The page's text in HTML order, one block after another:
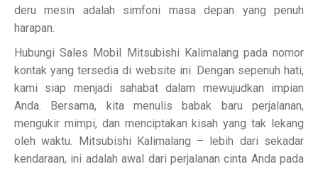
deru mesin adalah simfoni masa depan yang penuh
harapan.
Hubungi Sales Mobil Mitsubishi Kalimalang pada nomor
kontak yang tersedia di website ini. Dengan sepenuh hati,
kami siap menjadi sahabat dalam mewujudkan impian
Anda. Bersama, kita menulis babak baru perjalanan,
mengukir mimpi, dan menciptakan kisah yang tak lekang
oleh waktu. Mitsubishi Kalimalang – lebih dari sekadar
kendaraan, ini adalah awal dari perjalanan cinta Anda pada